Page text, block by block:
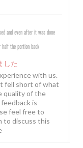
and even after it was done
half the portion back
した
with us.
fell short of what
quality of the
is
feel free to
to discuss this